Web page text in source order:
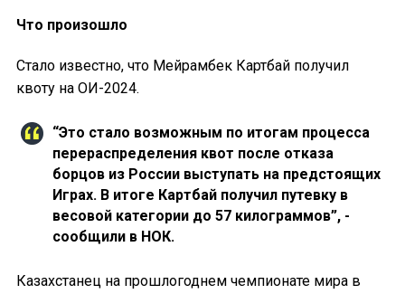
Что произошло
Стало известно, что Мейрамбек Картбай получил
квоту на ОИ-2024.
“Это стало возможным по итогам процесса
перераспределения квот после отказа
борцов из России выступать на предстоящих
Играх. В итоге Картбай получил путевку в
весовой категории до 57 килограммов”, -
сообщили в НОК.
Казахстанец на прошлогоднем чемпионате мира в